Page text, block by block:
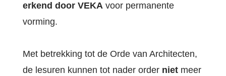
erkend door VEKAvoor permanente
vorming.
Met betrekking tot de Orde van Architecten,
de lesuren kunnen tot nader order niet meer